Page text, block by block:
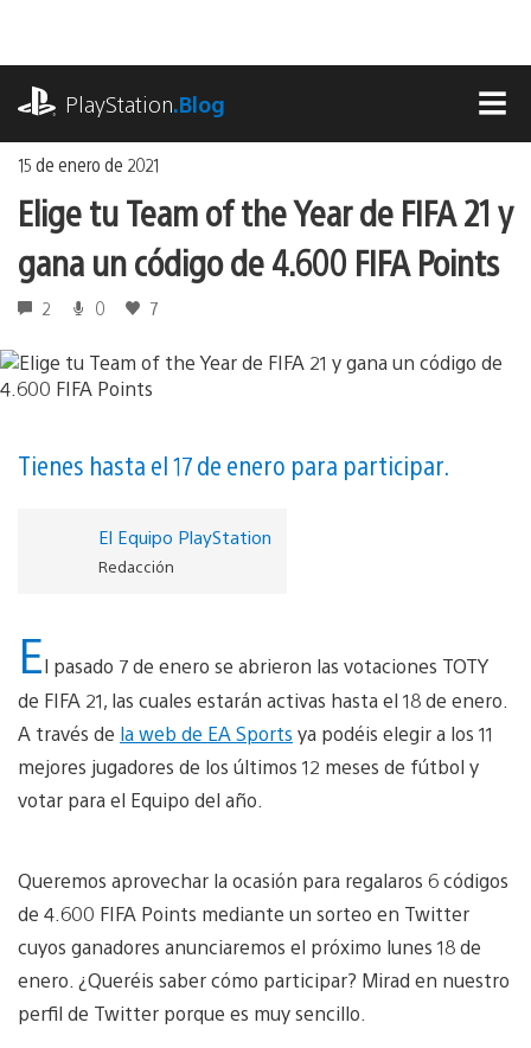
contenido
PlayStation.Blog
15 de enero de 2021
Elige tu Team of the Year de FIFA 21 y
gana un código de 4.600 FIFA Points
2 0 7
Tienes hasta el 17 de enero para participar.
El Equipo PlayStation
Redacción
El pasado 7 de enero se abrieron las votaciones TOTY
de FIFA 21, las cuales estarán activas hasta el 18 de enero.
A través de la web de EA Sports ya podéis elegir a los 11
mejores jugadores de los últimos 12 meses de fútbol y
votar para el Equipo del año.
Queremos aprovechar la ocasión para regalaros 6 códigos
de 4.600 FIFA Points mediante un sorteo en Twitter
cuyos ganadores anunciaremos el próximo lunes 18 de
enero. ¿Queréis saber cómo participar? Mirad en nuestro
perfil de Twitter porque es muy sencillo.